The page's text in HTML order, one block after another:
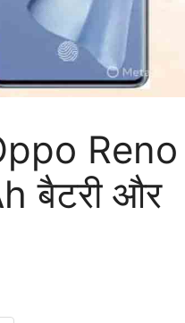
Reno
बैटरी और